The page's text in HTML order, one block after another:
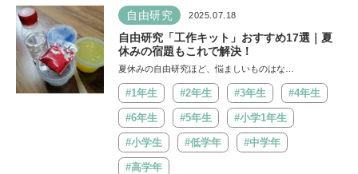
自由研究 2025.07.18
自由研究「工作キット」おすすめ17選｜夏
休みの宿題もこれで解決！
夏休みの自由研究ほど、悩ましいものはな…
#1年生 #2年生 #3年生 #4年生
#6年生 #5年生 #小学1年生
#小学生 #低学年 #中学年
#高学年